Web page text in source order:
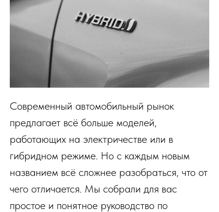
Современный автомобильный рынок
предлагает всё больше моделей,
работающих на электричестве или в
гибридном режиме. Но с каждым новым
названием всё сложнее разобраться, что от
чего отличается. Мы собрали для вас
простое и понятное руководство по